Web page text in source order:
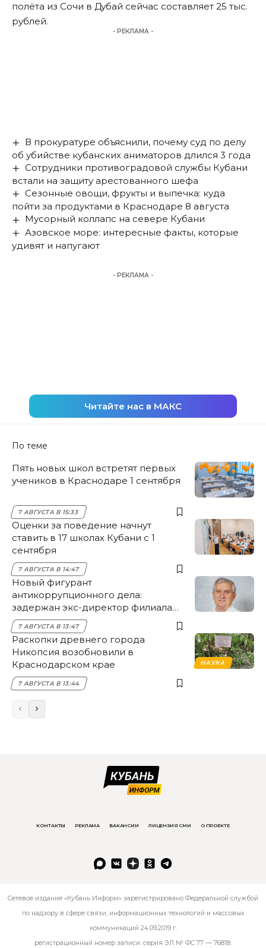
полёта из Сочи в Дубай сейчас составляет 25 тыс.
рублей.
- РЕКЛАМА -
В прокуратуре объяснили, почему суд по делу
об убийстве кубанских аниматоров длился 3 года
Сотрудники противоградовой службы Кубани
встали на защиту арестованного шефа
Сезонные овощи, фрукты и выпечка: куда
пойти за продуктами в Краснодаре 8 августа
Мусорный коллапс на севере Кубани
Азовское море: интересные факты, которые
удивят и напугают
- РЕКЛАМА -
Читайте нас в МАКС
По теме
Пять новых школ встретят первых
учеников в Краснодаре 1 сентября
7 АВГУСТА В 15:33
Оценки за поведение начнут
ставить в 17 школах Кубани с 1
сентября
7 АВГУСТА В 14:47
Новый фигурант
антикоррупционного дела:
задержан экс-директор филиала
НЭСК Крымска
7 АВГУСТА В 13:47
НАУКА
Раскопки древнего города
Никопсия возобновили в
Краснодарском крае
7 АВГУСТА В 13:44
КОНТАКТЫ РЕКЛАМА ВАКАНСИИ ЛИЦЕНЗИЯ СМИ О ПРОЕКТЕ
Сетевое издание «Кубань Информ» зарегистрировано Федеральной службой
по надзору в сфере связи, информационных технологий и массовых
коммуникаций 24.09.2019 г.
регистрационный номер записи: серия ЭЛ № ФС 77 — 76818.